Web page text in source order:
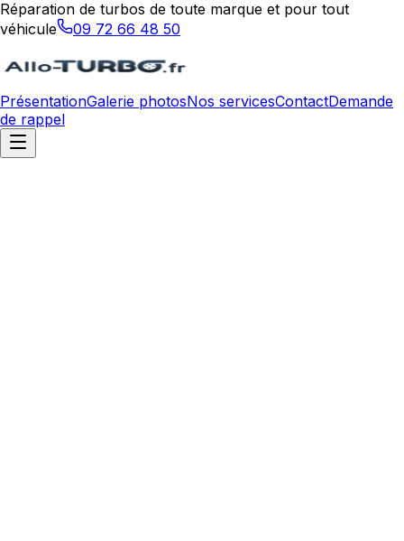
Réparation de turbos de toute marque et pour tout
véhicule
09 72 66 48 50
PrésentationGalerie photosNos servicesContactDemande
de rappel